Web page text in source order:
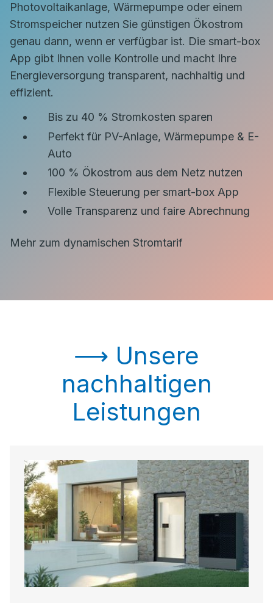
Photovoltaikanlage, Wärmepumpe oder einem
Stromspeicher nutzen Sie günstigen Ökostrom
genau dann, wenn er verfügbar ist. Die smart-box
App gibt Ihnen volle Kontrolle und macht Ihre
Energieversorgung transparent, nachhaltig und
effizient.
Bis zu 40 % Stromkosten sparen
Perfekt für PV-Anlage, Wärmepumpe & E-
Auto
100 % Ökostrom aus dem Netz nutzen
Flexible Steuerung per smart-box App
Volle Transparenz und faire Abrechnung
Mehr zum dynamischen Stromtarif
⟶ Unsere
nachhaltigen
Leistungen